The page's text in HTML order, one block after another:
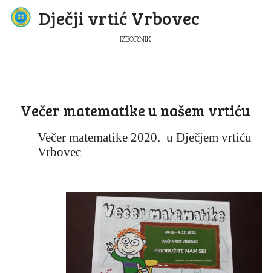
Dječji vrtić Vrbovec
IZBORNIK
Večer matematike u našem vrtiću
Večer matematike 2020. u Dječjem vrtiću
Vrbovec